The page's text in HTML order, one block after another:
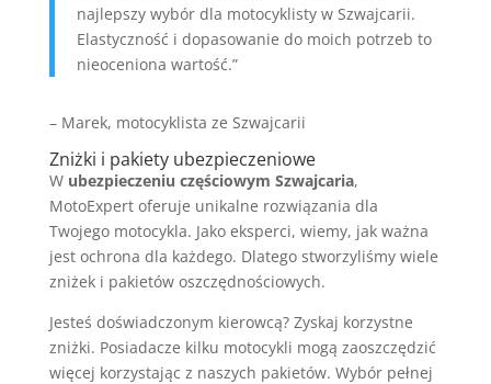
najlepszy wybór dla motocyklisty w Szwajcarii.
Elastyczność i dopasowanie do moich potrzeb to
nieoceniona wartość.”
– Marek, motocyklista ze Szwajcarii
Zniżki i pakiety ubezpieczeniowe
W ubezpieczeniu częściowym Szwajcaria,
MotoExpert oferuje unikalne rozwiązania dla
Twojego motocykla. Jako eksperci, wiemy, jak ważna
jest ochrona dla każdego. Dlatego stworzyliśmy wiele
zniżek i pakietów oszczędnościowych.
Jesteś doświadczonym kierowcą? Zyskaj korzystne
zniżki. Posiadacze kilku motocykli mogą zaoszczędzić
więcej korzystając z naszych pakietów. Wybór pełnej